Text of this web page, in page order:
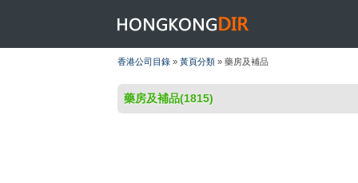
HONGKONGDIR
香港公司目錄 » 黃頁分類 » 藥房及補品
藥房及補品(1815)